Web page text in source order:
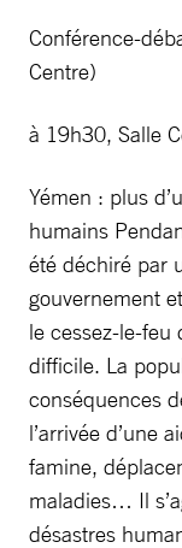
Conférence-
Centre)
à 19h30, Salle
Yémen : plus
humains
été déchiré par
gouvernement
le cessez-le-feu
difficile. La
conséquences
l’arrivée d’une
famine,
maladies… Il
désastres